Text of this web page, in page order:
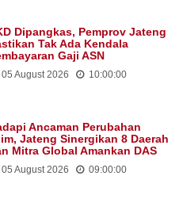
Dipangkas, Pemprov Jateng
Tak Ada Kendala
Gaji ASN
August 2026 10:00:00
Ancaman Perubahan
Jateng Sinergikan 8 Daerah
Mitra Global Amankan DAS
August 2026 09:00:00